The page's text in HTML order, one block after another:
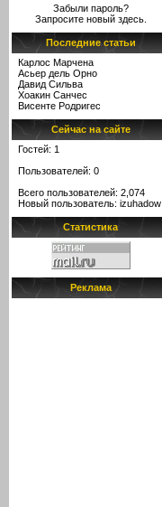
Забыли пароль?
Запросите новый здесь.
Последние статьи
Карлос Марчена
Асьер дель Орно
Давид Сильва
Хоакин Санчес
Висенте Родригес
Сейчас на сайте
Гостей: 1
Пользователей: 0
Всего пользователей: 2,074
Новый пользователь: izuhadow
Статистика
Реклама